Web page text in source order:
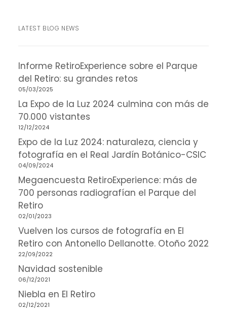
LATEST BLOG NEWS
Informe RetiroExperience sobre el Parque
del Retiro: su grandes retos
05/03/2025
La Expo de la Luz 2024 culmina con más de
70.000 vistantes
12/12/2024
Expo de la Luz 2024: naturaleza, ciencia y
fotografía en el Real Jardín Botánico-CSIC
04/09/2024
Megaencuesta RetiroExperience: más de
700 personas radiografían el Parque del
Retiro
02/01/2023
Vuelven los cursos de fotografía en El
Retiro con Antonello Dellanotte. Otoño 2022
22/09/2022
Navidad sostenible
06/12/2021
Niebla en El Retiro
02/12/2021